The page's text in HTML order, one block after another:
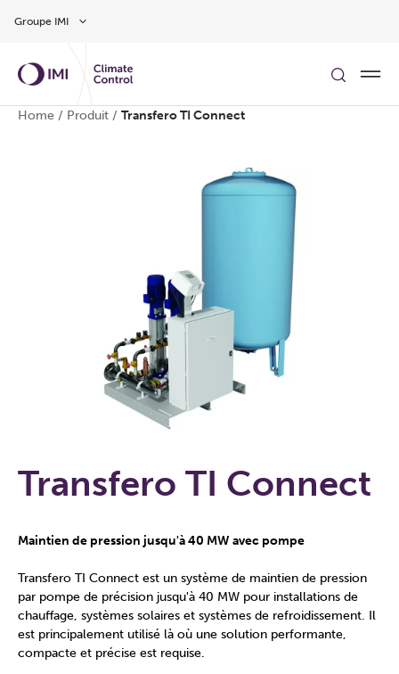
Groupe IMI
Home / Produit / Transfero TI Connect
Transfero TI Connect
Maintien de pression jusqu'à 40 MW avec pompe
Transfero TI Connect est un système de maintien de pression
par pompe de précision jusqu'à 40 MW pour installations de
chauffage, systèmes solaires et systèmes de refroidissement. Il
est principalement utilisé là où une solution performante,
compacte et précise est requise.